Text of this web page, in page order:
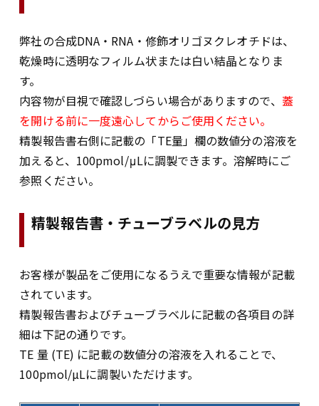
弊社の合成DNA・RNA・修飾オリゴヌクレオチドは、
乾燥時に透明なフィルム状または白い結晶となりま
す。
内容物が目視で確認しづらい場合がありますので、 蓋
を開ける前に一度遠心してからご使用ください。
精製報告書右側に記載の「TE量」欄の数値分の溶液を
加えると、100pmol/μLに調製できます。溶解時にご
参照ください。
精製報告書・チューブラベルの見方
お客様が製品をご使用になるうえで重要な情報が記載
されています。
精製報告書およびチューブラベルに記載の各項目の詳
細は下記の通りです。
TE 量 (TE) に記載の数値分の溶液を入れることで、
100pmol/µLに調製いただけます。